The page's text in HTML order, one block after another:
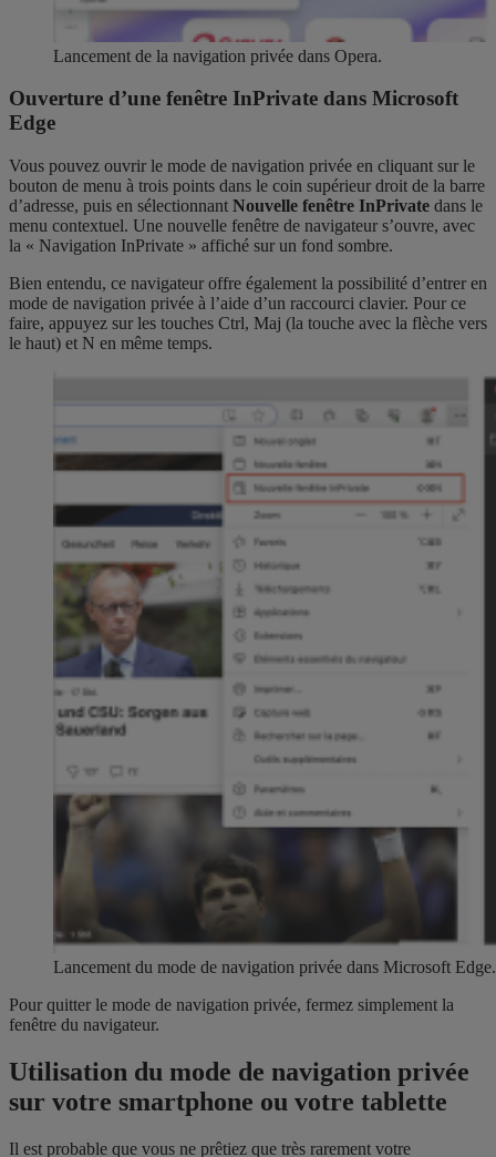
Lancement de la navigation privée dans Opera.
Ouverture d’une fenêtre InPrivate dans Microsoft
Edge
Vous pouvez ouvrir le mode de navigation privée en cliquant sur le
bouton de menu à trois points dans le coin supérieur droit de la barre
d’adresse, puis en sélectionnant Nouvelle fenêtre InPrivate dans le
menu contextuel. Une nouvelle fenêtre de navigateur s’ouvre, avec
la « Navigation InPrivate » affiché sur un fond sombre.
Bien entendu, ce navigateur offre également la possibilité d’entrer en
mode de navigation privée à l’aide d’un raccourci clavier. Pour ce
faire, appuyez sur les touches Ctrl, Maj (la touche avec la flèche vers
le haut) et N en même temps.
Lancement du mode de navigation privée dans Microsoft Edge.
Pour quitter le mode de navigation privée, fermez simplement la
fenêtre du navigateur.
Utilisation du mode de navigation privée
sur votre smartphone ou votre tablette
Il est probable que vous ne prêtiez que très rarement votre